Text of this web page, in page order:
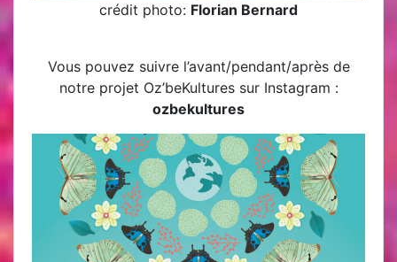
crédit photo: Florian Bernard
Vous pouvez suivre l’avant/pendant/après de
notre projet Oz’beKultures sur Instagram :
ozbekultures